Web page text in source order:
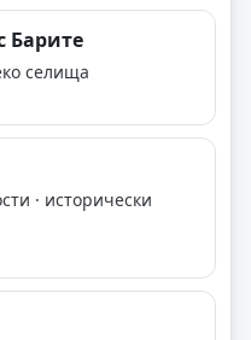
Барите
селища
· исторически